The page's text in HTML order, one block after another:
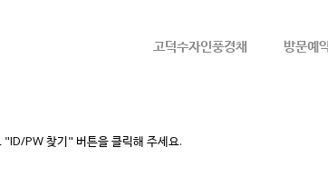
고덕수자인풍경채 방문예
"ID/PW 찾기" 버튼을 클릭해 주세요.